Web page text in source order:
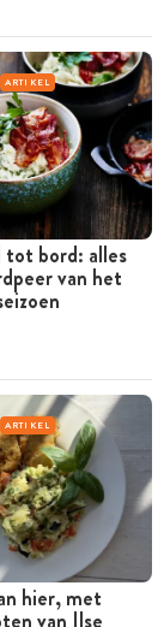
ARTIKEL
tot bord: alles
van het
ARTIKEL
hier, met